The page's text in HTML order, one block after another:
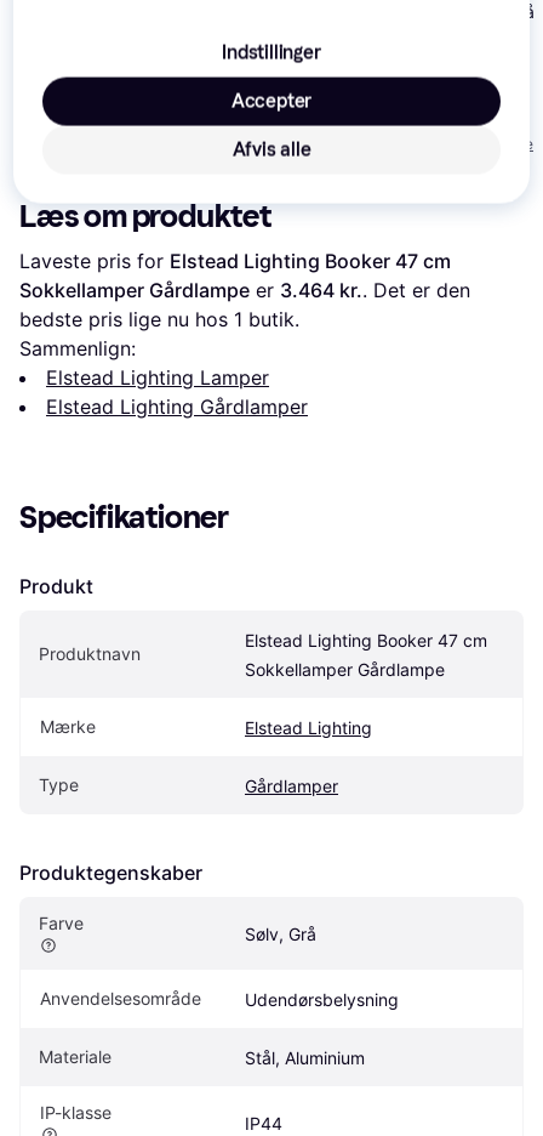
Eglo Navedo
Black/Silver Patina
488 kr.
Eller 3 betalinger af 163 kr.
AlpenGlow
164 kr.
Eller 3
Læs om produktet
Laveste pris for Elstead Lighting Booker 47 cm
Sokkellamper Gårdlampe er 3.464 kr.. Det er den
bedste pris lige nu hos 1 butik.
Sammenlign:
Elstead Lighting Lamper
Elstead Lighting Gårdlamper
Specifikationer
Produkt
Produktnavn
Elstead Lighting Booker 47 cm
Sokkellamper Gårdlampe
Mærke Elstead Lighting
Type Gårdlamper
Produktegenskaber
Farve
Sølv, Grå
Anvendelsesområde Udendørsbelysning
Materiale Stål, Aluminium
IP-klasse
IP44
Indstillinger
Afvis alle
Accepter